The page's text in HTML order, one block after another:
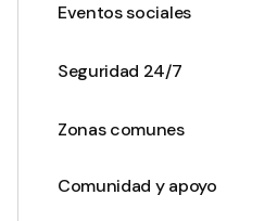
Eventos sociales
Seguridad 24/7
Zonas comunes
Comunidad y apoyo